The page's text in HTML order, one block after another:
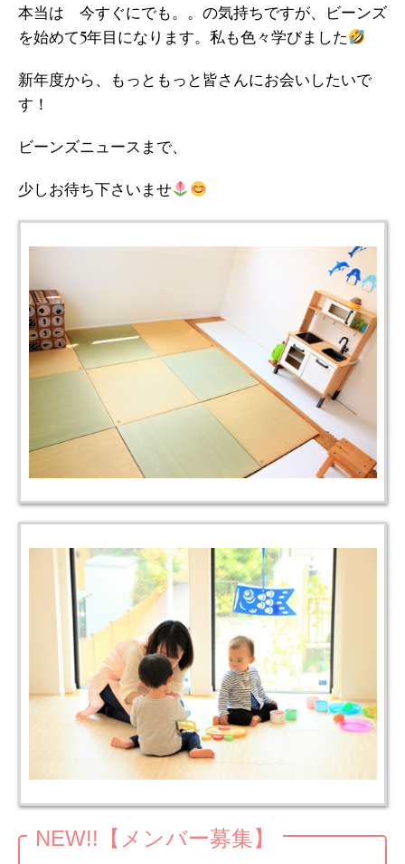
本当は 今すぐにでも。。の気持ちですが、ビーンズ
を始めて5年目になります。私も色々学びました
新年度から、もっともっと皆さんにお会いしたいで
す！
ビーンズニュースまで、
少しお待ち下さいませ
NEW!!【メンバー募集】